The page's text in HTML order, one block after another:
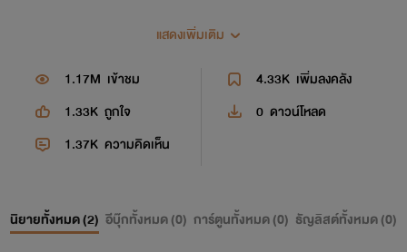
แสดงเพิ่มเติม
1.17M เข้าชม 4.33K เพิ่มลงคลัง
1.33K ถูกใจ 0 ดาวน์โหลด
1.37K ความคิดเห็น
นิยายทั้งหมด (2) อีบุ๊กทั้งหมด (0) การ์ตูนทั้งหมด (0) ธัญลิสต์ทั้งหมด (0)